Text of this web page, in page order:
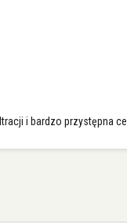
i bardzo przystępna